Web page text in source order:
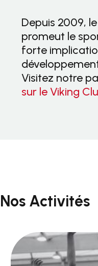
Depuis 2009,
promeut le
forte
Visitez notre
sur le Viking
Nos Activités